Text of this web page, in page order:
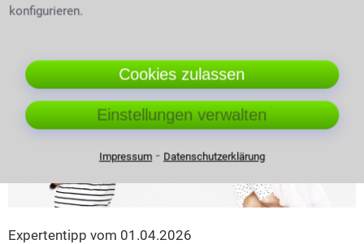
oder unklare Vereinbarungen können später für
dies zu verhindern.
Expertentipp vom 01.04.2026
konfigurieren.
Cookies zulassen
Einstellungen verwalten
Impressum⁃ Datenschutzerklärung